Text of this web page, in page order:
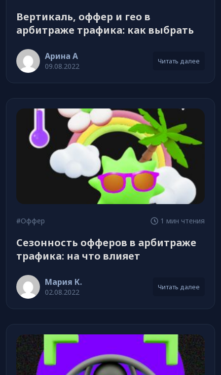
Вертикаль, оффер и гео в
арбитраже трафика: как выбрать
Арина А
09.08.2022
Читать далее
#Оффер 1 мин чтения
Сезонность офферов в арбитраже
трафика: на что влияет
Мария К.
02.08.2022
Читать далее